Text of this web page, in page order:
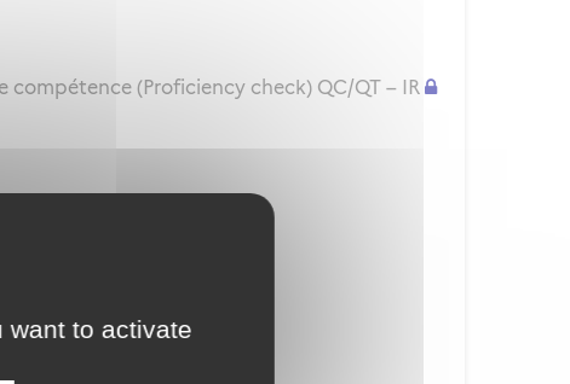
want to activate
(Proficiency check) QC/QT – IR
d'examinateur